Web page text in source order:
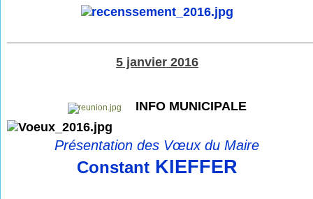
5 janvier 2016
INFO MUNICIPALE
Présentation des Vœux du Maire
Constant KIEFFER